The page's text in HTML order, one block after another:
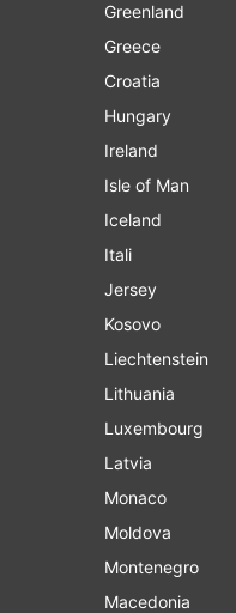
Greenland
Greece
Croatia
Hungary
Ireland
Isle of Man
Iceland
Itali
Jersey
Kosovo
Liechtenstein
Lithuania
Luxembourg
Latvia
Monaco
Moldova
Montenegro
Macedonia